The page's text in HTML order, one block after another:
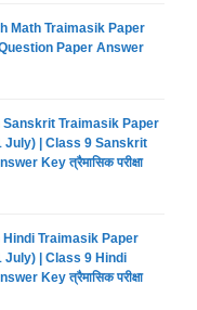
Math Traimasik Paper
Paper Answer
Traimasik Paper
July) | Class 9 Sanskrit
Key त्रैमासिक परीक्षा
Traimasik Paper
July) | Class 9 Hindi
Key त्रैमासिक परीक्षा